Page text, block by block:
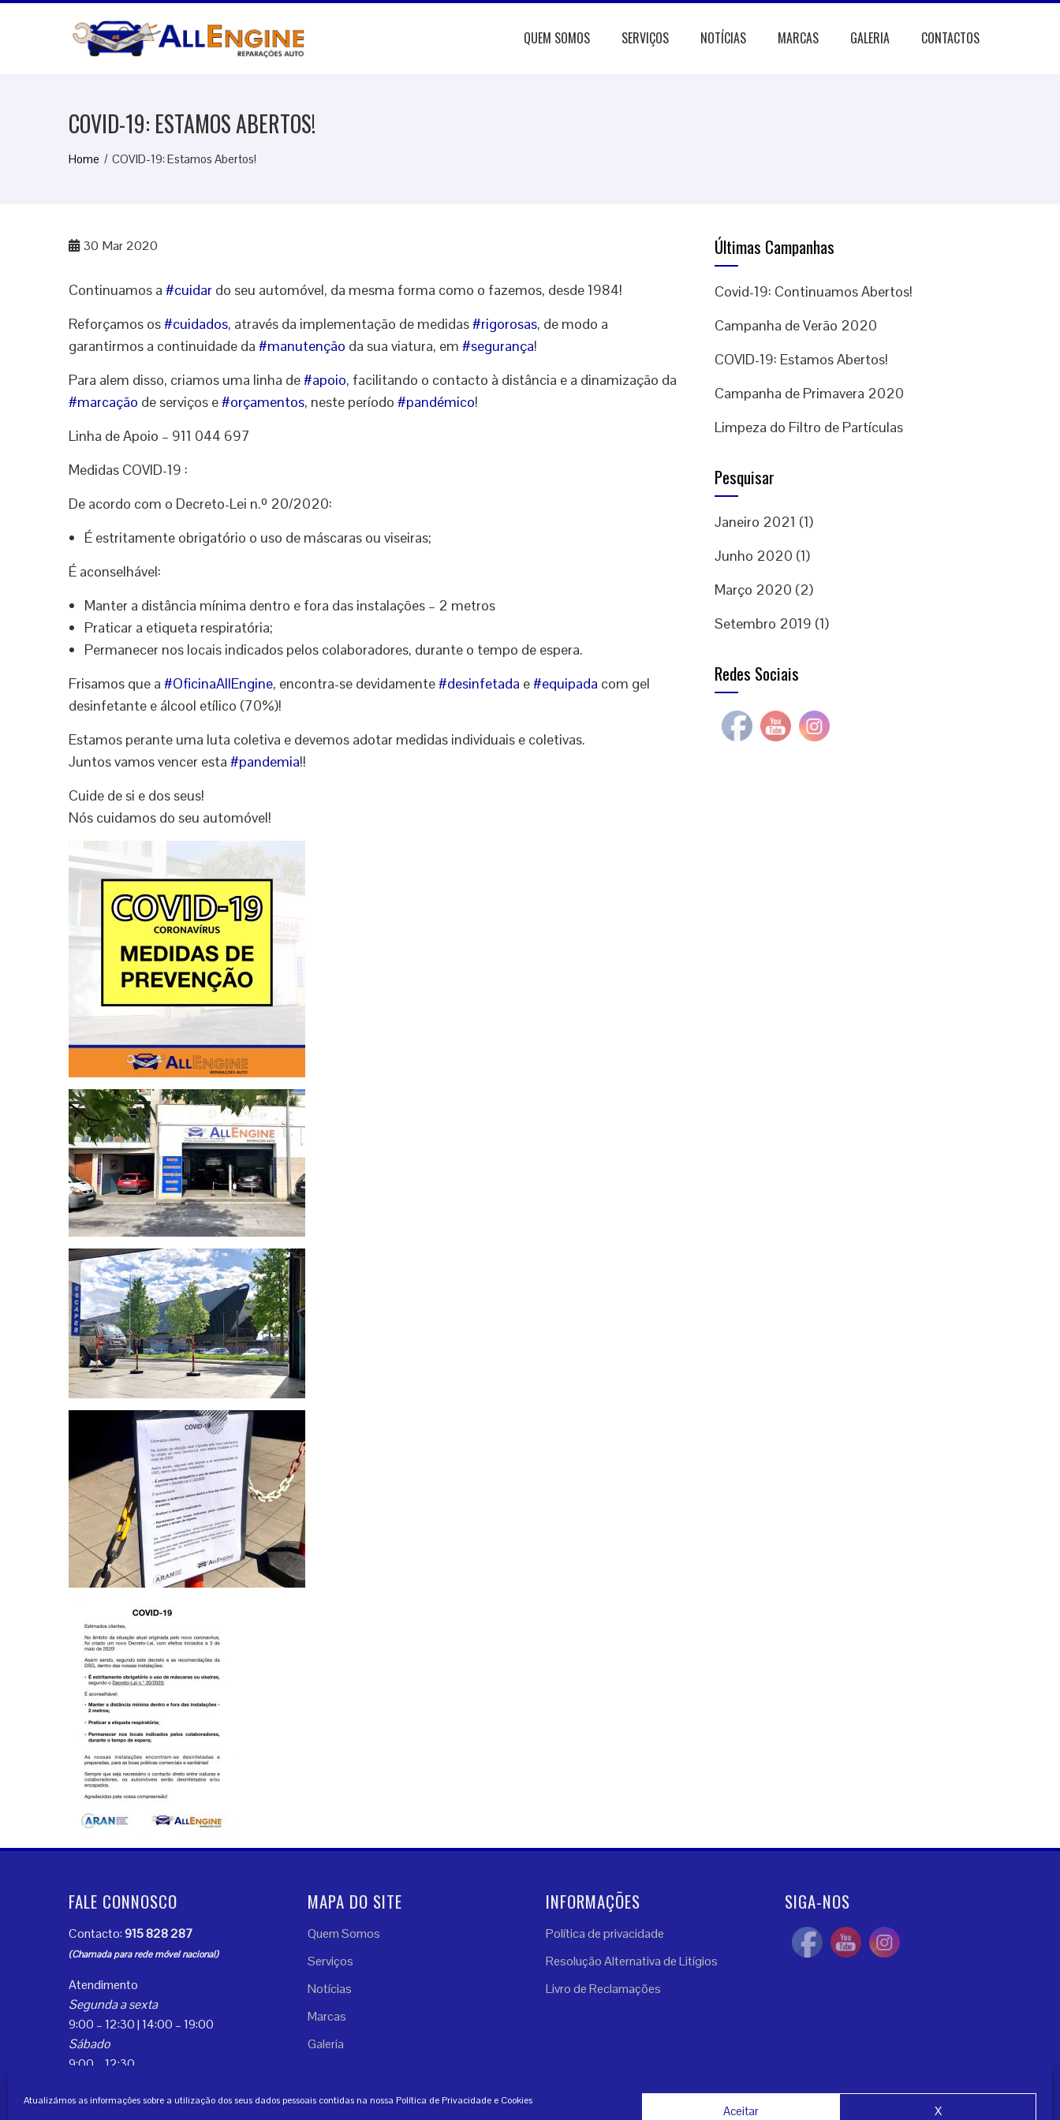
Atualizámos as informações sobre a utilização dos seus dados pessoais contidas na nossa Política de Privacidade e Cookies
Aceitar X
QUEM SOMOS SERVIÇOS NOTÍCIAS MARCAS GALERIA CONTACTOS
COVID-19: ESTAMOS ABERTOS!
Home COVID-19: Estamos Abertos!
30 Mar 2020
Continuamos a #cuidar do seu automóvel, da mesma forma como o fazemos, desde 1984!
Reforçamos os#cuidados, através da implementação de medidas#rigorosas, de modo a
garantirmos a continuidade da #manutenção da sua viatura, em #segurança!
Para alem disso, criamos uma linha de#apoio, facilitando o contacto à distância e a dinamização da
#marcação de serviços e#orçamentos, neste período #pandémico!
Linha de Apoio – 911 044 697
Medidas COVID-19 :
De acordo com o Decreto-Lei n.º 20/2020:
É estritamente obrigatório o uso de máscaras ou viseiras;
É aconselhável:
Manter a distância mínima dentro e fora das instalações – 2 metros
Praticar a etiqueta respiratória;
Permanecer nos locais indicados pelos colaboradores, durante o tempo de espera.
Frisamos que a #OficinaAllEngine, encontra-se devidamente#desinfetada e#equipada com gel
desinfetante e álcool etílico (70%)!
Estamos perante uma luta coletiva e devemos adotar medidas individuais e coletivas.
Juntos vamos vencer esta #pandemia!!
Cuide de si e dos seus!
Nós cuidamos do seu automóvel!
Últimas Campanhas
Covid-19: Continuamos Abertos!
Campanha de Verão 2020
COVID-19: Estamos Abertos!
Campanha de Primavera 2020
Limpeza do Filtro de Partículas
Pesquisar
Janeiro 2021 (1)
Junho 2020 (1)
Março 2020 (2)
Setembro 2019 (1)
Redes Sociais
FALE CONNOSCO
Contacto:915 828 287
(Chamada para rede móvel nacional)
Atendimento
Segunda a sexta
9:00 – 12:30 | 14:00 – 19:00
Sábado
9:00 – 12:30
MAPA DO SITE
Quem Somos
Serviços
Notícias
Marcas
Galeria
INFORMAÇÕES
Política de privacidade
Resolução Alternativa de Litígios
Livro de Reclamações
SIGA-NOS